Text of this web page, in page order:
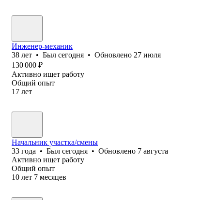
Инженер-механик
38 лет • Был сегодня • Обновлено 27 июля
130 000 ₽
Активно ищет работу
Общий опыт
17 лет
Начальник участка/смены
33 года • Был сегодня • Обновлено 7 августа
Активно ищет работу
Общий опыт
10 лет 7 месяцев